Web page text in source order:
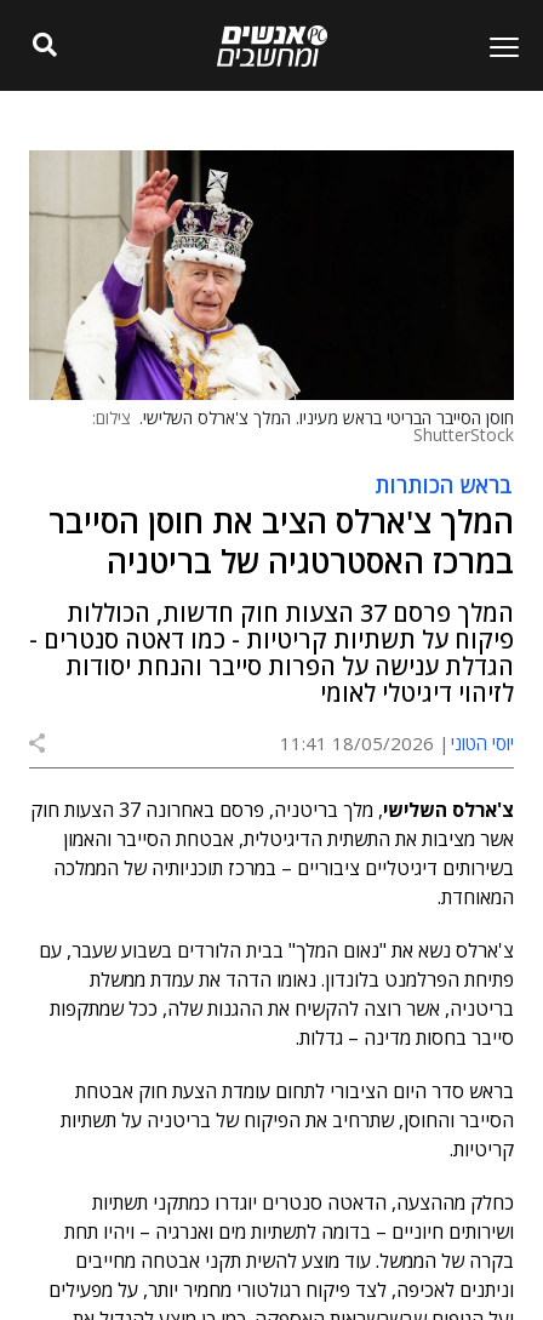
חוסן הסייבר הבריטי בראש מעיניו. המלך צ'ארלס השלישי. צילום:
ShutterStock
בראש הכותרות
המלך צ'ארלס הציב את חוסן הסייבר
במרכז האסטרטגיה של בריטניה
המלך פרסם 37 הצעות חוק חדשות, הכוללות
פיקוח על תשתיות קריטיות - כמו דאטה סנטרים -
הגדלת ענישה על הפרות סייבר והנחת יסודות
לזיהוי דיגיטלי לאומי
יוסי הטוני 18/05/2026 11:41
צ'ארלס השלישי
, מלך בריטניה, פרסם באחרונה 37 הצעות חוק
אשר מציבות את התשתית הדיגיטלית, אבטחת הסייבר והאמון
בשירותים דיגיטליים ציבוריים – במרכז תוכניותיה של הממלכה
המאוחדת.
צ'ארלס נשא את "נאום המלך" בבית הלורדים בשבוע שעבר, עם
פתיחת הפרלמנט בלונדון. נאומו הדהד את עמדת ממשלת
בריטניה, אשר רוצה להקשיח את ההגנות שלה, ככל שמתקפות
סייבר בחסות מדינה – גדלות.
בראש סדר היום הציבורי לתחום עומדת הצעת חוק אבטחת
הסייבר והחוסן, שתרחיב את הפיקוח של בריטניה על תשתיות
קריטיות.
כחלק מההצעה, הדאטה סנטרים יוגדרו כמתקני תשתיות
ושירותים חיוניים – בדומה לתשתיות מים ואנרגיה – ויהיו תחת
בקרה של הממשל. עוד מוצע להשית תקני אבטחה מחייבים
וניתנים לאכיפה, לצד פיקוח רגולטורי מחמיר יותר, על מפעילים